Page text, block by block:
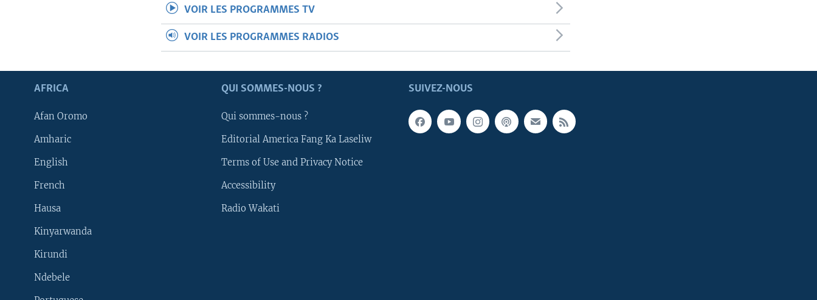
VOIR LES PROGRAMMES TV
VOIR LES PROGRAMMES RADIOS
SUIVEZ-NOUS
AFRICA
Afan Oromo
Amharic
English
French
Hausa
Kinyarwanda
Kirundi
Ndebele
QUI SOMMES-NOUS ?
Qui sommes-nous ?
Editorial America Fang Ka Laseliw
Terms of Use and Privacy Notice
Accessibility
Radio Wakati